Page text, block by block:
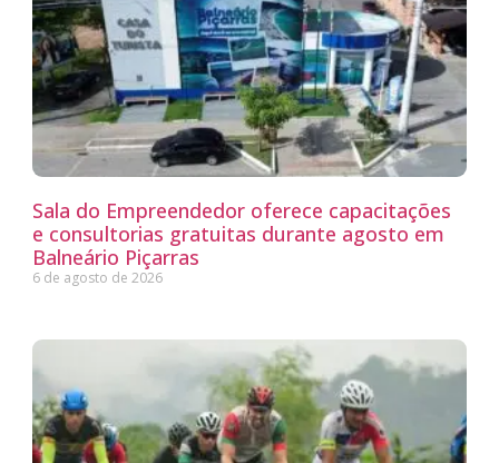
Sala do Empreendedor oferece capacitações
e consultorias gratuitas durante agosto em
Balneário Piçarras
6 de agosto de 2026